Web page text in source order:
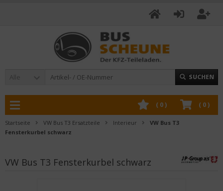
Alle SUCHEN
( 0)
( 0)
Startseite VW Bus T3 Ersatzteile Interieur
VW Bus T3
Fensterkurbel schwarz
VW Bus T3 Fensterkurbel schwarz